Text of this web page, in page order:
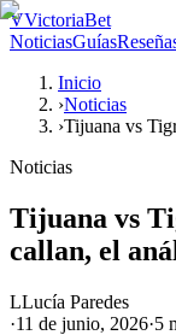
VVictoriaBet
NoticiasGuías
Inicio
›Noticias
›Tijuana vs
Noticias
Tijuana vs
callan, el
LLucía Paredes
·11 de junio, 2026·5